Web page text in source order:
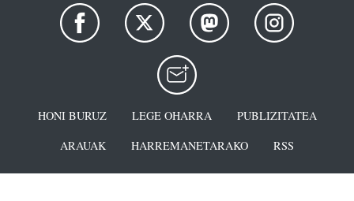
HONI BURUZ LEGE OHARRA
PUBLIZITATEA
ARAUAK
HARREMANETARAKO RSS